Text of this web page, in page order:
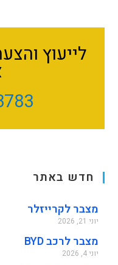
לייעוץ
חדש באתר
מצבר לקרייזלר
יוני 21, 2026
מצבר לרכב BYD
יוני 4, 2026